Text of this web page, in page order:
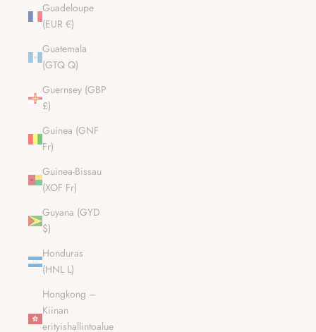
Guadeloupe
(EUR €)
Guatemala
(GTQ Q)
Guernsey (GBP
£)
Guinea (GNF
Fr)
Guinea-Bissau
(XOF Fr)
Guyana (GYD
$)
Honduras
(HNL L)
Hongkong –
Kiinan
erityishallintoalue